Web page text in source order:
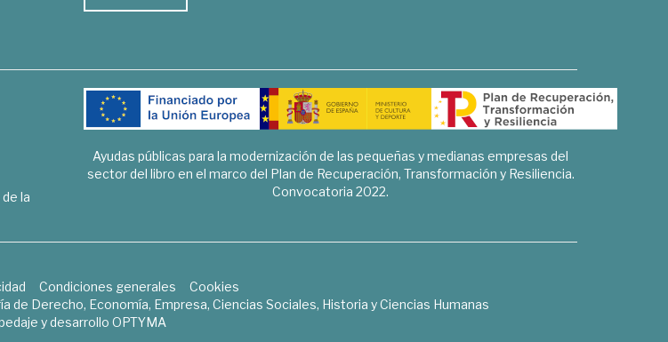
la
Ayudas públicas para la modernización de las pequeñas y medianas empresas del
sector del libro en el marco del Plan de Recuperación, Transformación y Resiliencia.
Convocatoria 2022.
Condiciones generales
Cookies
de Derecho, Economía, Empresa, Ciencias Sociales, Historia y Ciencias Humanas
y desarrollo OPTYMA